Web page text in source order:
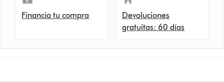
Financia tu compra
Devoluciones
gratuitas: 60 días